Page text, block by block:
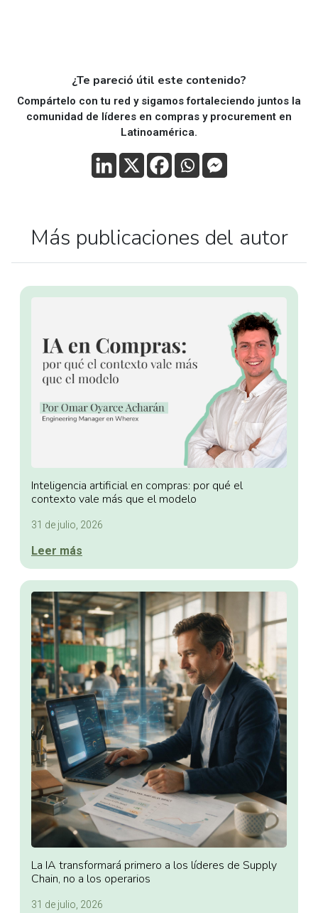
¿Te pareció útil este contenido?
Compártelo con tu red y sigamos fortaleciendo juntos la
comunidad de líderes en compras y procurement en
Latinoamérica.
Más publicaciones del autor
Inteligencia artificial en compras: por qué el
contexto vale más que el modelo
31 de julio, 2026
Leer más
La IA transformará primero a los líderes de Supply
Chain, no a los operarios
31 de julio, 2026